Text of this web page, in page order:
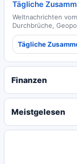
Tägliche
Weltnachrichten
Durchbrüche,
Tägliche
Finanzen
Meistgelesen